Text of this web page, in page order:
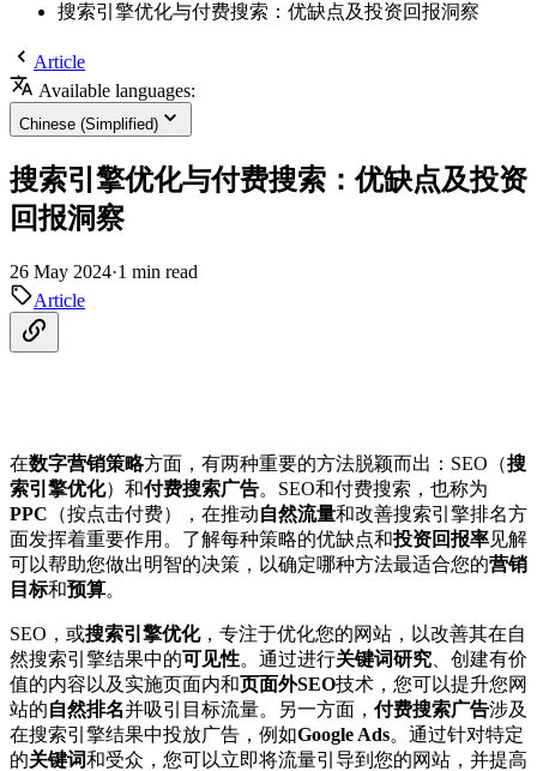
搜索引擎优化与付费搜索：优缺点及投资回报洞察
Article
Available languages:
Chinese (Simplified)
搜索引擎优化与付费搜索：优缺点及投资
回报洞察
26 May 2024·1 min read
Article
在数字营销策略方面，有两种重要的方法脱颖而出：SEO（搜
索引擎优化）和付费搜索广告。SEO和付费搜索，也称为
PPC （按点击付费），在推动自然流量和改善搜索引擎排名方
面发挥着重要作用。了解每种策略的优缺点和投资回报率见解
可以帮助您做出明智的决策，以确定哪种方法最适合您的营销
目标和预算。
SEO，或搜索引擎优化，专注于优化您的网站，以改善其在自
然搜索引擎结果中的可见性。通过进行关键词研究 、创建有价
值的内容以及实施页面内和页面外SEO技术，您可以提升您网
站的自然排名并吸引目标流量。另一方面， 付费搜索广告涉及
在搜索引擎结果中投放广告，例如Google Ads。通过针对特定
的关键词和受众，您可以立即将流量引导到您的网站，并提高